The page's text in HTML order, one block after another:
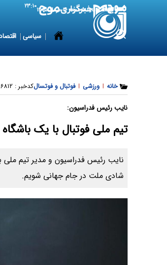
7 August 2026 جمعه ۱۶ مرداد ۱۴۰۵ ۲۳:۱۰
سیاسی
خانه | ورزشی | فوتبال و فوتسالکدخبر :
نایب رئیس فدراسیون:
تیم ملی فوتبال با یک باشگاه
نایب رئیس فدراسیون و مدیر تیم ملی
شادی ملت در جام جهانی شویم.